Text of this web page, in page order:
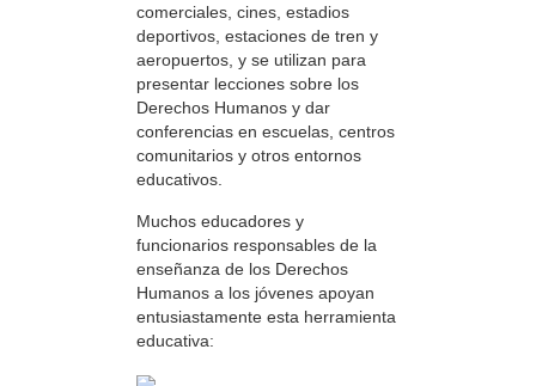
comerciales, cines, estadios
deportivos, estaciones de tren y
aeropuertos, y se utilizan para
presentar lecciones sobre los
Derechos Humanos y dar
conferencias en escuelas, centros
comunitarios y otros entornos
educativos.
Muchos educadores y
funcionarios responsables de la
enseñanza de los Derechos
Humanos a los jóvenes apoyan
entusiastamente esta herramienta
educativa: